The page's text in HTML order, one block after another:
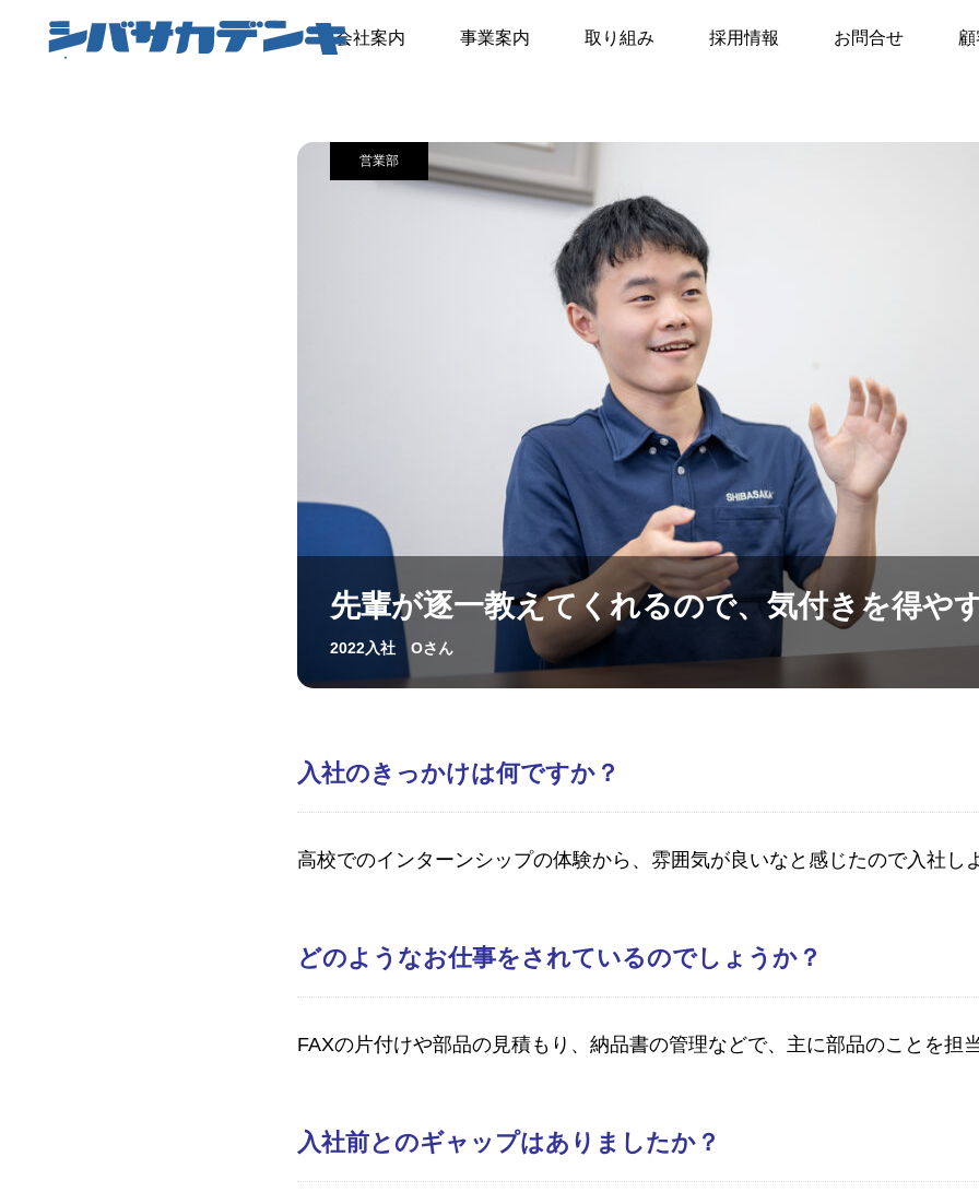
会社案内 事業案内 取り組み 採用情報 お問合せ
インタビュー 営業部 先輩が逐一教えてくれるので、気付きを得やすい
先輩が逐一教えてくれるので、気付きを得や
2022入社 Oさん
営業部
入社のきっかけは何ですか？
高校でのインターンシップの体験から、雰囲気が良いなと感じたので入社し
どのようなお仕事をされているのでしょうか？
FAXの片付けや部品の見積もり、納品書の管理などで、主に部品のことを担
入社前とのギャップはありましたか？